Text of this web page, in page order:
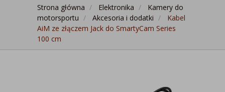
Strona główna Elektronika
Kamery do
motorsportu
Akcesoria i dodatki
Kabel
AiM ze złączem Jack do SmartyCam Series
100 cm